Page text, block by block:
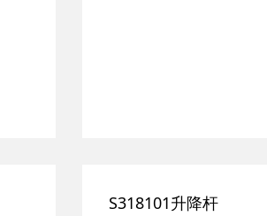
S318101升降杆